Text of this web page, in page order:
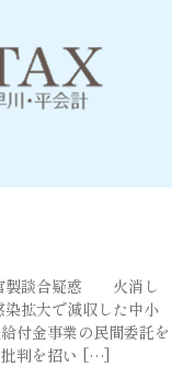
官製談合疑惑 火消し
拡大で減収した中小
付金事業の民間委託を
批判を招い […]